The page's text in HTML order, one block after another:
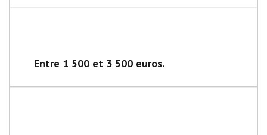
Entre 1 500 et 3 500 euros.